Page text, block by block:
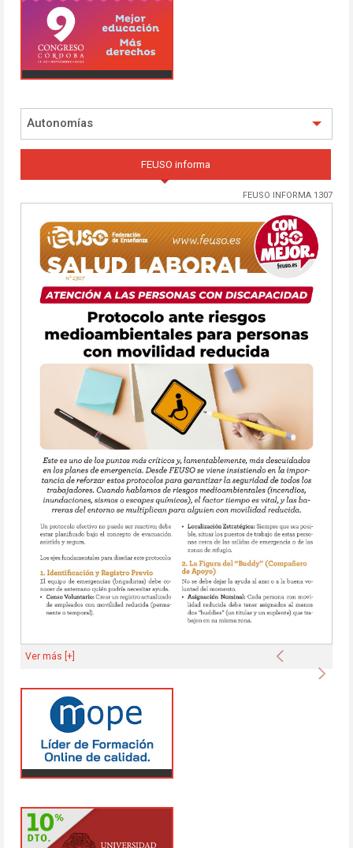
Autonomías
FEUSO informa
FEUSO INFORMA 1307
Anterior
Ver más [+]